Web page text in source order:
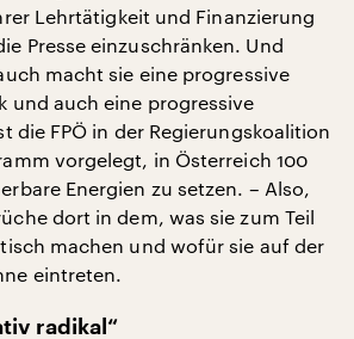
Lehrtätigkeit und Finanzierung
Presse einzuschränken. Und
macht sie eine progressive
und auch eine progressive
die FPÖ in der Regierungskoalition
vorgelegt, in Österreich 100
Energien zu setzen. – Also,
dort in dem, was sie zum Teil
machen und wofür sie auf der
eintreten.
radikal“